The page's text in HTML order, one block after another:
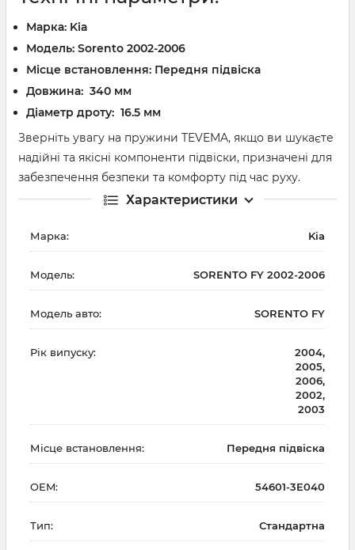
Марка: Kia
Модель: Sorento 2002-2006
Місце встановлення: Передня підвіска
Довжина: 340 мм
Діаметр дроту: 16.5 мм
Зверніть увагу на пружини TEVEMA, якщо ви шукаєте
надійні та якісні компоненти підвіски, призначені для
забезпечення безпеки та комфорту під час руху.
Характеристики
Марка: Kia
Модель: SORENTO FY 2002-2006
Модель авто: SORENTO FY
Рік випуску:
2004,
2005,
2006,
2002,
2003
Місце встановлення: Передня підвіска
OEM: 54601-3E040
Тип: Стандартна